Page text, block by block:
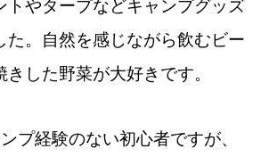
トやタープなどキャンプグッズ
た。自然を感じながら飲むビー
した野菜が大好きです。
プ経験のない初心者ですが、